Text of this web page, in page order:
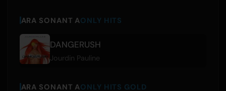
ARA SONANT AONLY HITS
DANGERUSH
Jourdin Pauline
ARA SONANT AONLY HITS GOLD